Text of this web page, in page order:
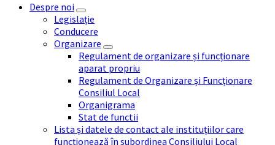
Despre noi
Legislație
Conducere
Organizare
Regulament de organizare și funcționare
aparat propriu
Regulament de Organizare și Funcționare
Consiliul Local
Organigrama
Stat de functii
Lista și datele de contact ale instituțiilor care
funcționează în subordinea Consiliului Local